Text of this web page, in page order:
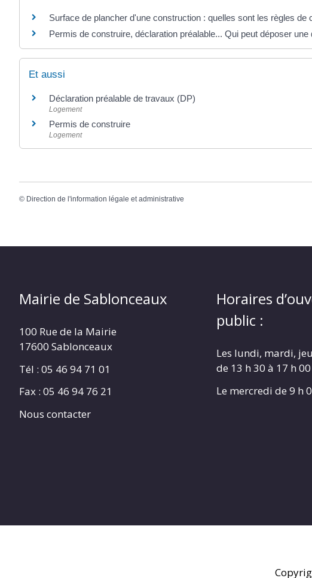
Surface de plancher d'une construction : quelles sont les règles de
Permis de construire, déclaration préalable... Qui peut déposer une
Et aussi
Déclaration préalable de travaux (DP)
Logement
Permis de construire
Logement
© Direction de l'information légale et administrative
Mairie de Sablonceaux
100 Rue de la Mairie
17600 Sablonceaux
Tél : 05 46 94 71 01
Fax : 05 46 94 76 21
Nous contacter
Horaires
public :
Les lundi, mardi,
de 13 h 30 à 17 h 00
Le mercredi de 9 h